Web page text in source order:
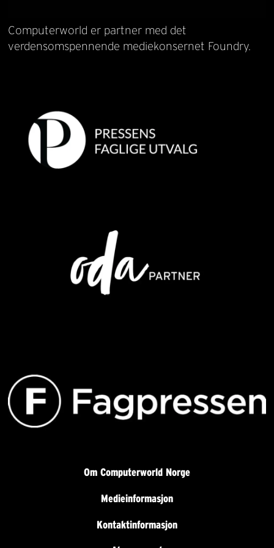
Computerworld er partner med det
verdensomspennende mediekonsernet Foundry.
Om Computerworld Norge
Medieinformasjon
Kontaktinformasjon